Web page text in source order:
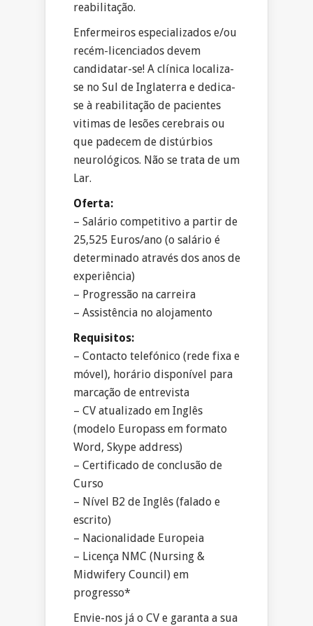
reabilitação.
Enfermeiros especializados e/ou
recém-licenciados devem
candidatar-se! A clínica localiza-
se no Sul de Inglaterra e dedica-
se à reabilitação de pacientes
vitimas de lesões cerebrais ou
que padecem de distúrbios
neurológicos. Não se trata de um
Lar.
Oferta:
– Salário competitivo a partir de
25,525 Euros/ano (o salário é
determinado através dos anos de
experiência)
– Progressão na carreira
– Assistência no alojamento
Requisitos:
– Contacto telefónico (rede fixa e
móvel), horário disponível para
marcação de entrevista
– CV atualizado em Inglês
(modelo Europass em formato
Word, Skype address)
– Certificado de conclusão de
Curso
– Nível B2 de Inglês (falado e
escrito)
– Nacionalidade Europeia
– Licença NMC (Nursing &
Midwifery Council) em
progresso*
Envie-nos já o CV e garanta a sua